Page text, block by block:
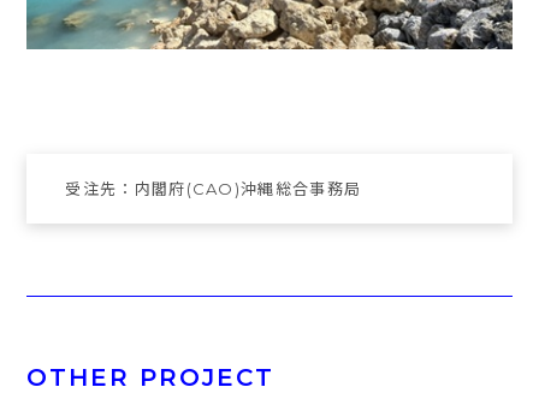
受注先：内閣府(CAO)沖縄総合事務局
OTHER PROJECT